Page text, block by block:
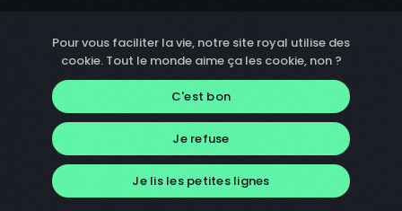
S'inscrire
© 2026 Kinlee Communication.
Tous droits réservés.
Contactez-nous
Pour vous faciliter la vie, notre site royal utilise des
cookie. Tout le monde aime ça les cookie, non ?
C'est bon
Je refuse
Je lis les petites lignes